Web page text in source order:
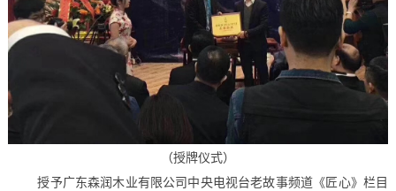
（授牌仪式）
授予广东森润木业有限公司中央电视台老故事频道《匠心》栏目